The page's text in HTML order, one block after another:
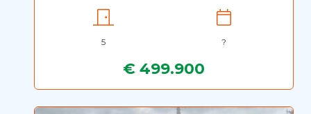
5 ?
€ 499.900